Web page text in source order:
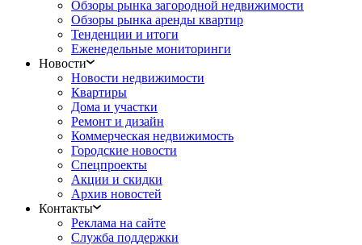
Обзоры рынка загородной недвижимости
Обзоры рынка аренды квартир
Тенденции и итоги
Еженедельные мониторинги
Новости
Новости недвижимости
Квартиры
Дома и участки
Ремонт и дизайн
Коммерческая недвижимость
Городские новости
Спецпроекты
Акции и скидки
Архив новостей
Контакты
Реклама на сайте
Служба поддержки